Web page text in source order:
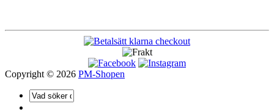
Copyright © 2026 PM-Shopen